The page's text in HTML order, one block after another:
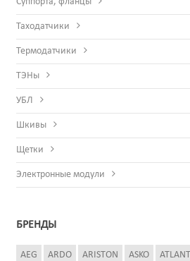
Таходатчики
Термодатчики
ТЭНы
УБЛ
Шкивы
Щетки
Электронные модули
БРЕНДЫ
AEG ARDO ARISTON ASKO ATLANT